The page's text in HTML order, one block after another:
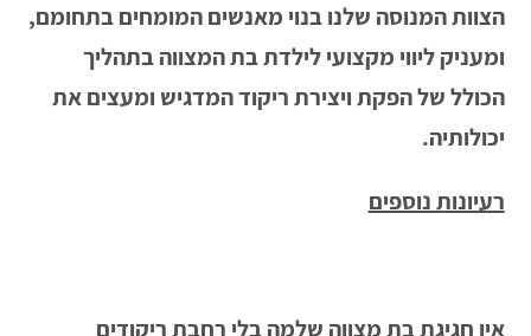
הצוות המנוסה שלנו בנוי מאנשים המומחים בתחומם,
ומעניק ליווי מקצועי לילדת בת המצווה בתהליך
הכולל של הפקת ויצירת ריקוד המדגיש ומעצים את
יכולותיה.
רעיונות נוספים
אין חגיגת בת מצווה שלמה בלי רחבת ריקודים